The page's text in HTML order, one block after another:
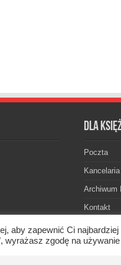
Dla
Poczta
Archiwum
Kontakt
aby zapewnić Ci
wyrażasz zgodę na